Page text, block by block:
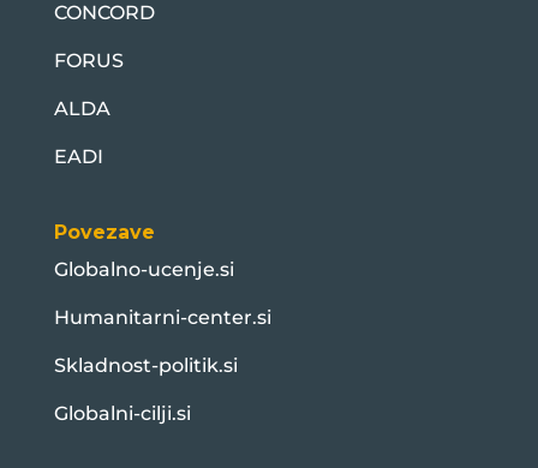
CONCORD
FORUS
ALDA
EADI
Povezave
Globalno-ucenje.si
Humanitarni-center.si
Skladnost-politik.si
Globalni-cilji.si